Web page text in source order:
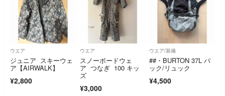
ウエア
ジュニア スキーウェ
ア【AIRWALK】
¥2,800
ウエア
スノーボードウェ
ア つなぎ 100 キッ
ズ
¥3,000
ウエア/装備
##・BURTON 37L バ
ック/リュック
¥4,500